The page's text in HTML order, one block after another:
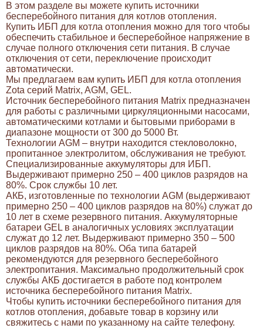
В этом разделе вы можете купить источники
бесперебойного питания для котлов отопления.
Купить ИБП для котла отопления можно для того чтобы
обеспечить стабильное и бесперебойное напряжение в
случае полного отключения сети питания. В случае
отключения от сети, переключение происходит
автоматически.
Мы предлагаем вам купить ИБП для котла отопления
Zota серий Matrix, AGM, GEL.
Источник бесперебойного питания Matrix предназначен
для работы с различными циркуляционными насосами,
автоматическими котлами и бытовыми приборами в
диапазоне мощности от 300 до 5000 Вт.
Технологии AGM – внутри находится стекловолокно,
пропитанное электролитом, обслуживания не требуют.
Специализированные аккумуляторы для ИБП.
Выдерживают примерно 250 – 400 циклов разрядов на
80%. Срок службы 10 лет.
АКБ, изготовленные по технологии AGM (выдерживают
примерно 250 – 400 циклов разрядов на 80%) служат до
10 лет в схеме резервного питания. Аккумуляторные
батареи GEL в аналогичных условиях эксплуатации
служат до 12 лет. Выдерживают примерно 350 – 500
циклов разрядов на 80%. Оба типа батарей
рекомендуются для резервного бесперебойного
электропитания. Максимально продолжительный срок
службы АКБ достигается в работе под контролем
источника бесперебойного питания Matrix.
Чтобы купить источники бесперебойного питания для
котлов отопления, добавьте товар в корзину или
свяжитесь с нами по указанному на сайте телефону.